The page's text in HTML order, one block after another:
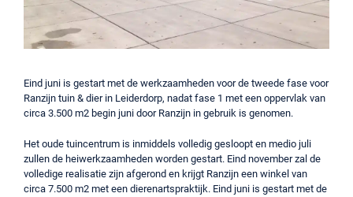
Eind juni is gestart met de werkzaamheden voor de tweede fase voor
Ranzijn tuin & dier in Leiderdorp, nadat fase 1 met een oppervlak van
circa 3.500 m2 begin juni door Ranzijn in gebruik is genomen.
Het oude tuincentrum is inmiddels volledig gesloopt en medio juli
zullen de heiwerkzaamheden worden gestart. Eind november zal de
volledige realisatie zijn afgerond en krijgt Ranzijn een winkel van
circa 7.500 m2 met een dierenartspraktijk. Eind juni is gestart met de